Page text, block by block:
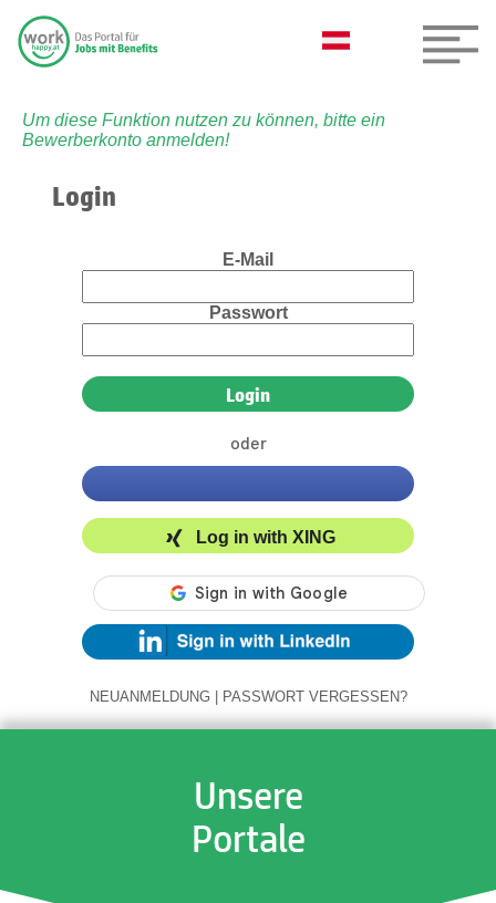
Um diese Funktion nutzen zu können, bitte ein
Bewerberkonto anmelden!
Login
E-Mail
Passwort
oder
Log in with XING
NEUANMELDUNG | PASSWORT VERGESSEN?
Unsere
Portale